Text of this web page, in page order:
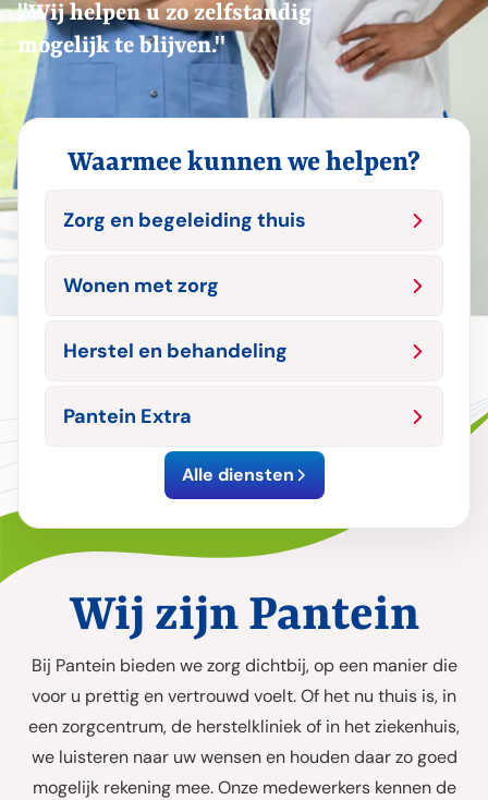
"Wij helpen u zo zelfstandig
mogelijk te blijven."
Waarmee kunnen we helpen?
Zorg en begeleiding thuis
Wonen met zorg
Herstel en behandeling
Pantein Extra
Alle diensten
Wij zijn Pantein
Bij Pantein bieden we zorg dichtbij, op een manier die
voor u prettig en vertrouwd voelt. Of het nu thuis is, in
een zorgcentrum, de herstelkliniek of in het ziekenhuis,
we luisteren naar uw wensen en houden daar zo goed
mogelijk rekening mee. Onze medewerkers kennen de